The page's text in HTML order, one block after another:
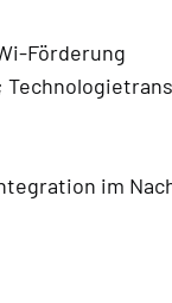
Förderung
im